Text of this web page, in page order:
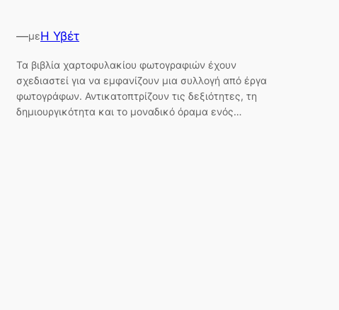
—μεΗ Υβέτ
Τα βιβλία χαρτοφυλακίου φωτογραφιών έχουν
σχεδιαστεί για να εμφανίζουν μια συλλογή από έργα
φωτογράφων. Αντικατοπτρίζουν τις δεξιότητες, τη
δημιουργικότητα και το μοναδικό όραμα ενός…